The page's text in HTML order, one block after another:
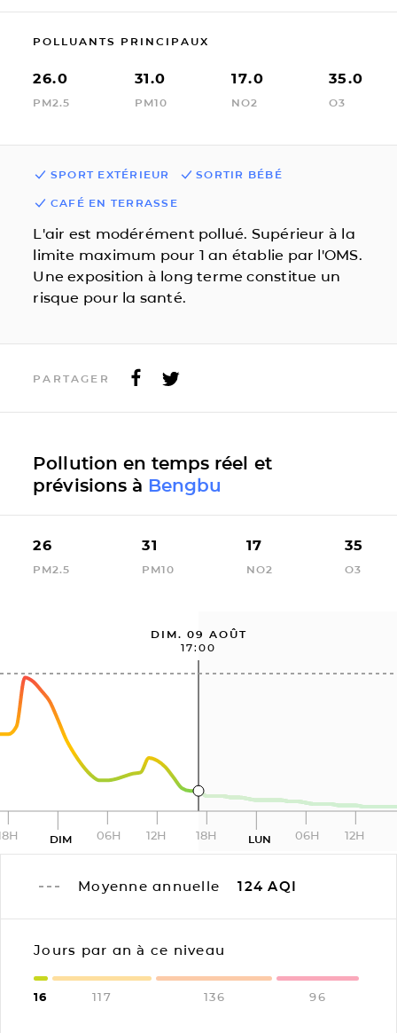
POLLUANTS PRINCIPAUX
26.0
PM2.5
31.0
PM10
17.0
NO2
35.0
O3
SPORT EXTÉRIEUR SORTIR BÉBÉ
CAFÉ EN TERRASSE
L'air est modérément pollué. Supérieur à la
limite maximum pour 1 an établie par l'OMS.
Une exposition à long terme constitue un
risque pour la santé.
PARTAGER
Pollution en temps réel et
prévisions à Bengbu
26
PM2.5
31
PM10
17
NO2
35
O3
DIM. 09 AOÛT
17:00
DIM 06H 12H 18H LUN 06H 12H
Moyenne annuelle 124 AQI
Jours par an à ce niveau
16 117 136 96